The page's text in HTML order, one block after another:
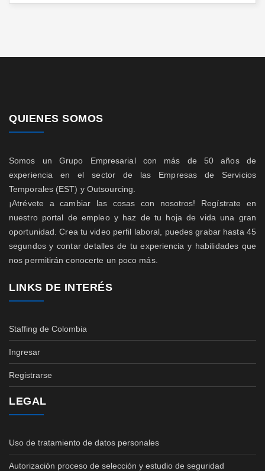
QUIENES SOMOS
Somos un Grupo Empresarial con más de 50 años de
experiencia en el sector de las Empresas de Servicios
Temporales (EST) y Outsourcing.
¡Atrévete a cambiar las cosas con nosotros! Regístrate en
nuestro portal de empleo y haz de tu hoja de vida una gran
oportunidad. Crea tu video perfil laboral, puedes grabar hasta 45
segundos y contar detalles de tu experiencia y habilidades que
nos permitirán conocerte un poco más.
LINKS DE INTERÉS
Staffing de Colombia
Ingresar
Registrarse
LEGAL
Uso de tratamiento de datos personales
Autorización proceso de selección y estudio de seguridad